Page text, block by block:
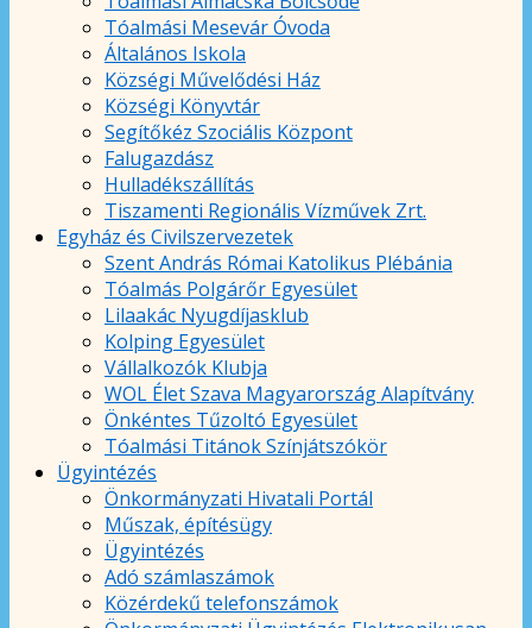
Tóalmási Mesevár Óvoda
Általános Iskola
Községi Művelődési Ház
Községi Könyvtár
Segítőkéz Szociális Központ
Falugazdász
Hulladékszállítás
Tiszamenti Regionális Vízművek Zrt.
Egyház és Civilszervezetek
Szent András Római Katolikus Plébánia
Tóalmás Polgárőr Egyesület
Lilaakác Nyugdíjasklub
Kolping Egyesület
Vállalkozók Klubja
WOL Élet Szava Magyarország Alapítvány
Önkéntes Tűzoltó Egyesület
Tóalmási Titánok Színjátszókör
Ügyintézés
Önkormányzati Hivatali Portál
Műszak, építésügy
Ügyintézés
Adó számlaszámok
Közérdekű telefonszámok